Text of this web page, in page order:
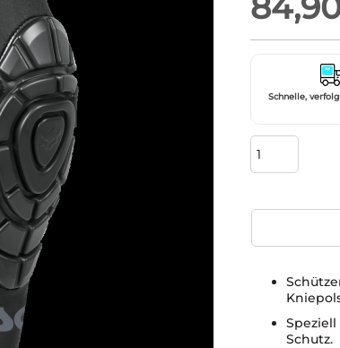
Schnelle,
Schutz.